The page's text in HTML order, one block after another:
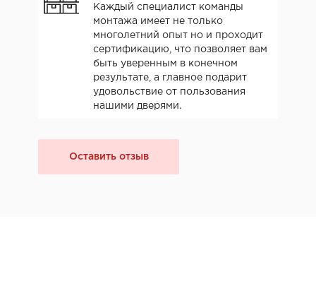
Каждый специалист команды
монтажа имеет не только
многолетний опыт но и проходит
сертификацию, что позволяет вам
быть уверенным в конечном
результате, а главное подарит
удовольствие от пользования
нашими дверями.
Оставить отзыв